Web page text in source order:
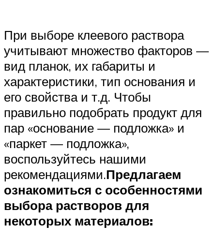
При выборе клеевого раствора
учитывают множество факторов —
вид планок, их габариты и
характеристики, тип основания и
его свойства и т.д. Чтобы
правильно подобрать продукт для
пар «основание — подложка» и
«паркет — подложка»,
воспользуйтесь нашими
рекомендациями.Предлагаем
ознакомиться с особенностями
выбора растворов для
некоторых материалов: